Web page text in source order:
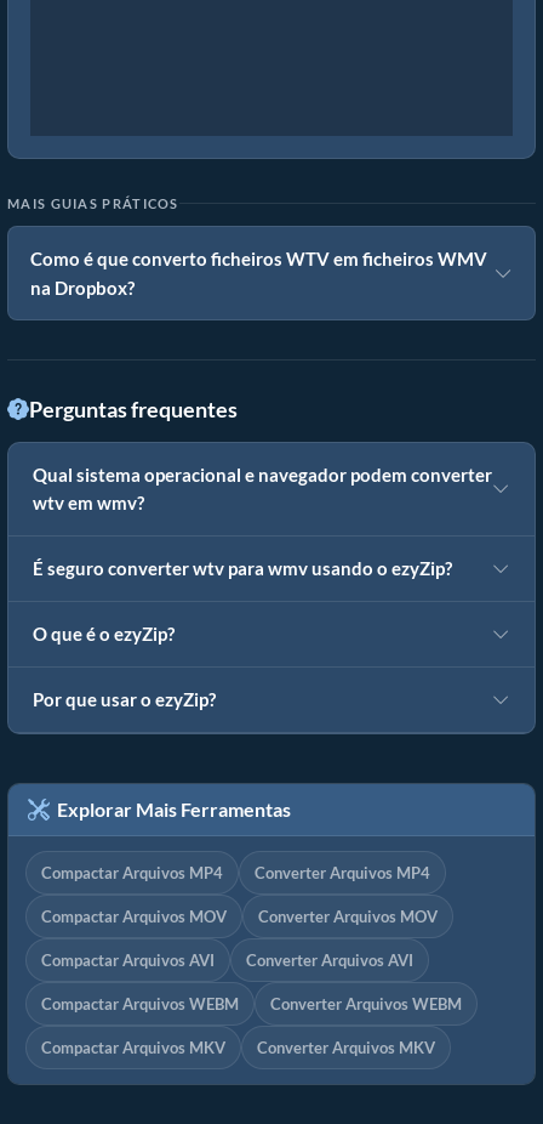
MAIS GUIAS PRÁTICOS
Como é que converto ficheiros WTV em ficheiros WMV
na Dropbox?
Perguntas frequentes
Qual sistema operacional e navegador podem converter
wtv em wmv?
É seguro converter wtv para wmv usando o ezyZip?
O que é o ezyZip?
Por que usar o ezyZip?
Explorar Mais Ferramentas
Compactar Arquivos MP4 Converter Arquivos MP4
Compactar Arquivos MOV Converter Arquivos MOV
Compactar Arquivos AVI Converter Arquivos AVI
Compactar Arquivos WEBM Converter Arquivos WEBM
Compactar Arquivos MKV Converter Arquivos MKV